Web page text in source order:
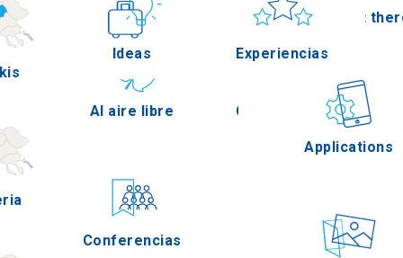
Al aire libre Gastronomía
Conferencias
How to get
Applications
Ideas Experiencias